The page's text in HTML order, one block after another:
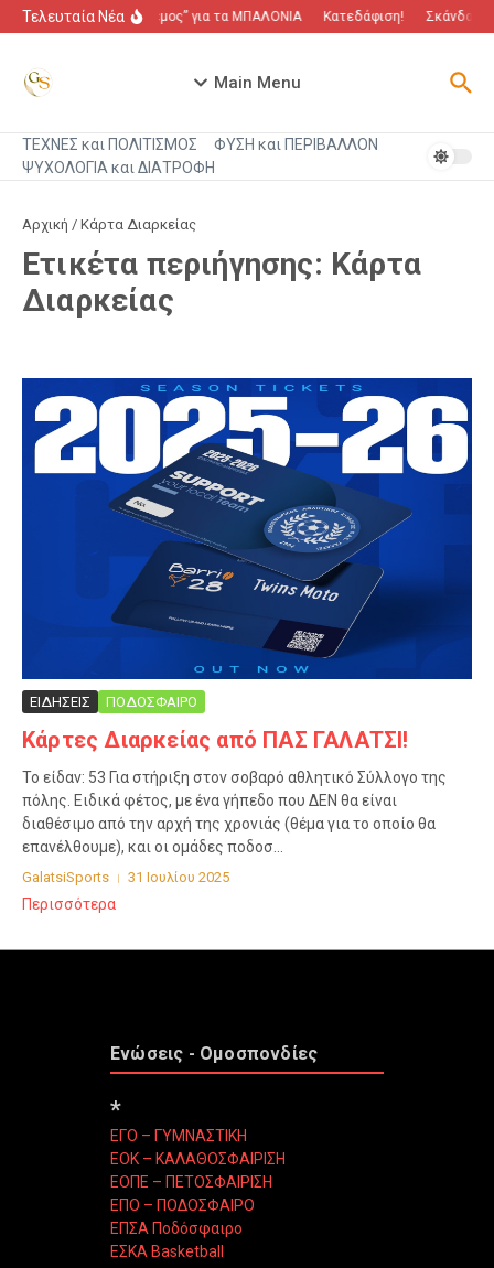
Μετάβαση στο περιεχόμενο
Τελευταία Νέα“Πόλεμος” για τα ΜΠΑΛΟΝΙΑ Κατεδάφιση! Σκάνδαλο
Main Menu
ΤΕΧΝΕΣ και ΠΟΛΙΤΙΣΜΟΣ
ΦΥΣΗ και ΠΕΡΙΒΑΛΛΟΝ
ΨΥΧΟΛΟΓΙΑ και ΔΙΑΤΡΟΦΗ
Αρχική / Κάρτα Διαρκείας
Ετικέτα περιήγησης: Κάρτα
Διαρκείας
ΕΙΔΗΣΕΙΣ ΠΟΔΟΣΦΑΙΡΟ
Κάρτες Διαρκείας από ΠΑΣ ΓΑΛΑΤΣΙ!
Το είδαν: 53 Για στήριξη στον σοβαρό αθλητικό Σύλλογο της
πόλης. Ειδικά φέτος, με ένα γήπεδο που ΔΕΝ θα είναι
διαθέσιμο από την αρχή της χρονιάς (θέμα για το οποίο θα
επανέλθουμε), και οι ομάδες ποδοσ...
GalatsiSports 31 Ιουλίου 2025
Περισσότερα
Ενώσεις - Ομοσπονδίες
*
ΕΓΟ – ΓΥΜΝΑΣΤΙΚΗ
ΕΟΚ – ΚΑΛΑΘΟΣΦΑΙΡΙΣΗ
ΕΟΠΕ – ΠΕΤΟΣΦΑΙΡΙΣΗ
ΕΠΟ – ΠΟΔΟΣΦΑΙΡΟ
ΕΠΣΑ Ποδόσφαιρο
ΕΣΚΑ Basketball